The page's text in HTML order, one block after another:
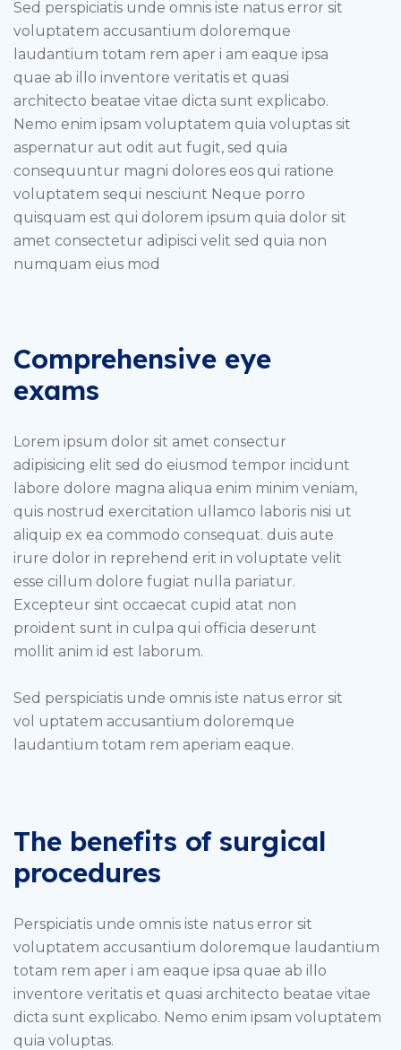
Sed perspiciatis unde omnis iste natus error sit
voluptatem accusantium doloremque
laudantium totam rem aper i am eaque ipsa
quae ab illo inventore veritatis et quasi
architecto beatae vitae dicta sunt explicabo.
Nemo enim ipsam voluptatem quia voluptas sit
aspernatur aut odit aut fugit, sed quia
consequuntur magni dolores eos qui ratione
voluptatem sequi nesciunt Neque porro
quisquam est qui dolorem ipsum quia dolor sit
amet consectetur adipisci velit sed quia non
numquam eius mod
Comprehensive eye
exams
Lorem ipsum dolor sit amet consectur
adipisicing elit sed do eiusmod tempor incidunt
labore dolore magna aliqua enim minim veniam,
quis nostrud exercitation ullamco laboris nisi ut
aliquip ex ea commodo consequat. duis aute
irure dolor in reprehend erit in voluptate velit
esse cillum dolore fugiat nulla pariatur.
Excepteur sint occaecat cupid atat non
proident sunt in culpa qui officia deserunt
mollit anim id est laborum.
Sed perspiciatis unde omnis iste natus error sit
vol uptatem accusantium doloremque
laudantium totam rem aperiam eaque.
The benefits of surgical
procedures
Perspiciatis unde omnis iste natus error sit
voluptatem accusantium doloremque laudantium
totam rem aper i am eaque ipsa quae ab illo
inventore veritatis et quasi architecto beatae vitae
dicta sunt explicabo. Nemo enim ipsam voluptatem
quia voluptas.